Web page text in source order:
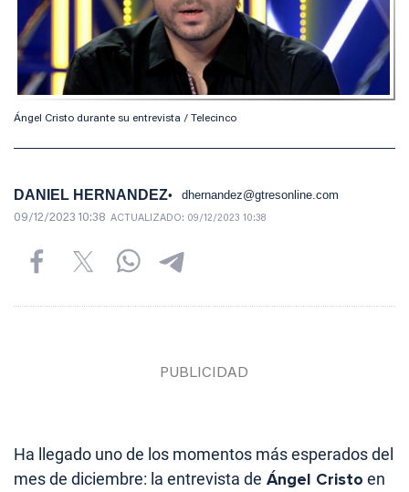
Ángel Cristo durante su entrevista / Telecinco
DANIEL HERNANDEZ dhernandez@gtresonline.com
09/12/2023 10:38 ACTUALIZADO: 09/12/2023 10:38
Ha llegado uno de los momentos más esperados del
mes de diciembre: la entrevista de Ángel Cristo en